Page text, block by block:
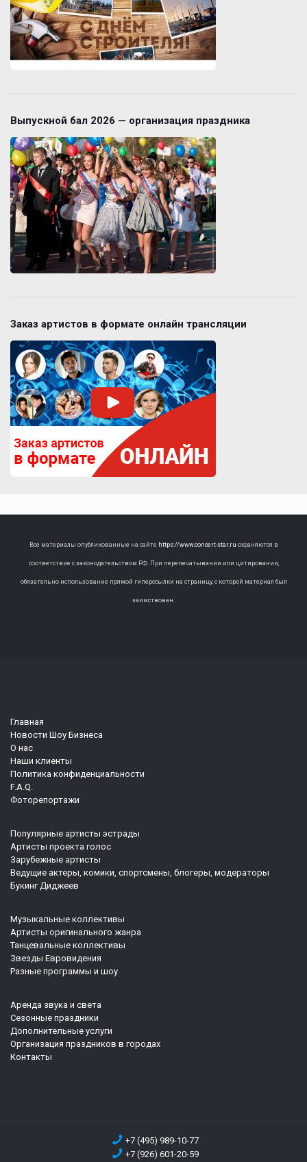
Выпускной бал 2026 — организация праздника
Заказ артистов в формате онлайн трансляции
Все материалы опубликованные на сайте https://www.concert-star.ru охраняются в
соответствие с законодательством РФ. При перепечатывании или цитировании,
обязательно использование прямой гиперссылки на страницу, с которой материал был
заимствован.
Главная
Новости Шоу Бизнеса
О нас
Наши клиенты
Политика конфиденциальности
F.A.Q.
Фоторепортажи
Популярные артисты эстрады
Артисты проекта голос
Зарубежные артисты
Ведущие актеры, комики, спортсмены, блогеры, модераторы
Букинг Диджеев
Музыкальные коллективы
Артисты оригинального жанра
Танцевальные коллективы
Звезды Евровидения
Разные программы и шоу
Аренда звука и света
Сезонные праздники
Дополнительные услуги
Организация праздников в городах
Контакты
+7 (495) 989-10-77
+7 (926) 601-20-59